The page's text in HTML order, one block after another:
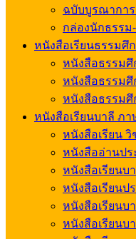
ฉบับบูรณาการ
กล่องนักธรรม
หนังสือเรียนธรรมศึ
หนังสือธรรม
หนังสือธรรม
หนังสือธรรมศึ
หนังสือเรียนบาลี ภา
หนังสือเรียน
หนังสืออ่านปร
หนังสือเรียนบ
หนังสือเรียนป
หนังสือเรียนบ
หนังสือเรียนบ